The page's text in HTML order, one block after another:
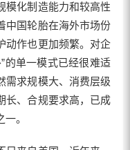
模化制造能力和较高性
中国轮胎在海外市场份
动作也更加频繁。对企
的单一模式已经很难适
需求规模大、消费层级
长、合规要求高，已成
。